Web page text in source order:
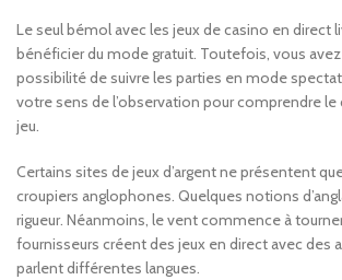
Le seul bémol avec les jeux de casino en direct
bénéficier du mode gratuit. Toutefois, vous
possibilité de suivre les parties en mode
votre sens de l’observation pour comprendre
jeu.
Certains sites de jeux d’argent ne présentent
croupiers anglophones. Quelques notions
rigueur. Néanmoins, le vent commence à
fournisseurs créent des jeux en direct avec des
parlent différentes langues.